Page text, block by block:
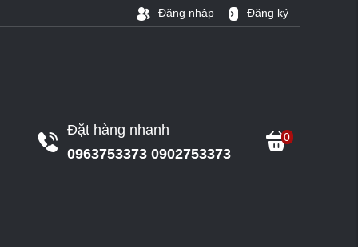
Đăng nhập Đăng ký
Đặt hàng nhanh
0963753373 0902753373
0